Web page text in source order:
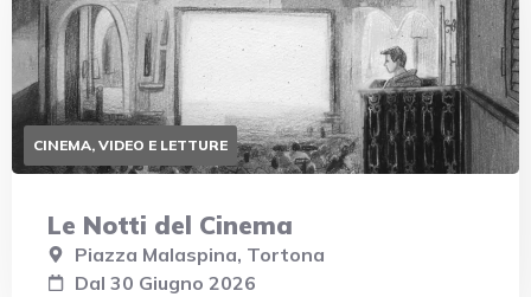
CINEMA, VIDEO E LETTURE
Le Notti del Cinema
Piazza Malaspina, Tortona
Dal 30 Giugno 2026